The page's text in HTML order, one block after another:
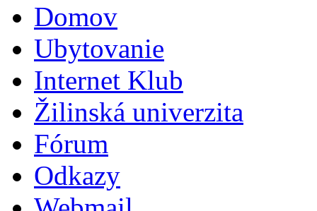
Domov
Ubytovanie
Internet Klub
Žilinská univerzita
Fórum
Odkazy